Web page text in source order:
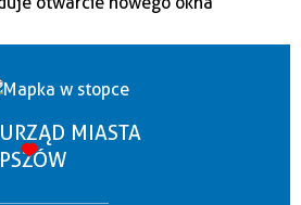
URZĄD MIASTA
PSZÓW